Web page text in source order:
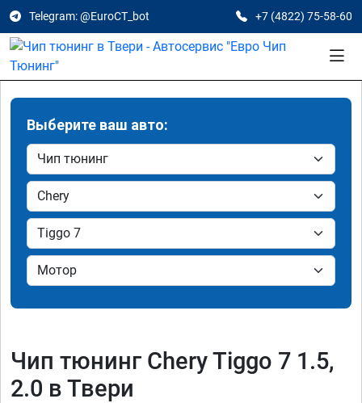
Telegram: @EuroCT_bot +7 (4822) 75-58-60
Выберите ваш авто:
Чип тюнинг Chery Tiggo 7 1.5,
2.0 в Твери